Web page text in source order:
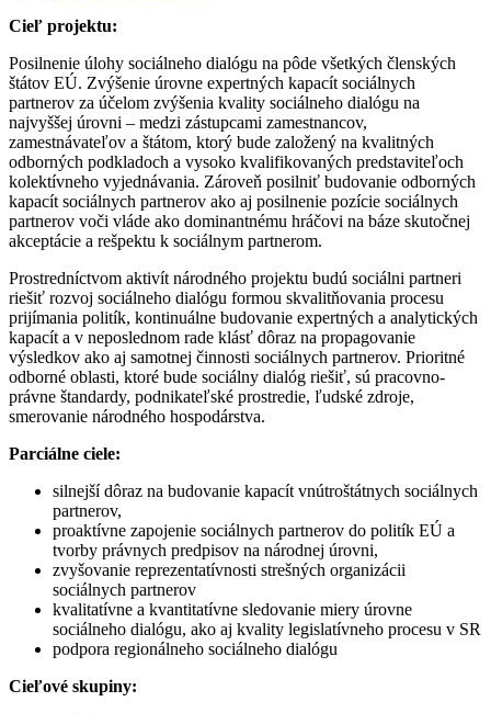
Cieľ projektu:
Posilnenie úlohy sociálneho dialógu na pôde všetkých členských
štátov EÚ. Zvýšenie úrovne expertných kapacít sociálnych
partnerov za účelom zvýšenia kvality sociálneho dialógu na
najvyššej úrovni – medzi zástupcami zamestnancov,
zamestnávateľov a štátom, ktorý bude založený na kvalitných
odborných podkladoch a vysoko kvalifikovaných predstaviteľoch
kolektívneho vyjednávania. Zároveň posilniť budovanie odborných
kapacít sociálnych partnerov ako aj posilnenie pozície sociálnych
partnerov voči vláde ako dominantnému hráčovi na báze skutočnej
akceptácie a rešpektu k sociálnym partnerom.
Prostredníctvom aktivít národného projektu budú sociálni partneri
riešiť rozvoj sociálneho dialógu formou skvalitňovania procesu
prijímania politík, kontinuálne budovanie expertných a analytických
kapacít a v neposlednom rade klásť dôraz na propagovanie
výsledkov ako aj samotnej činnosti sociálnych partnerov. Prioritné
odborné oblasti, ktoré bude sociálny dialóg riešiť, sú pracovno-
právne štandardy, podnikateľské prostredie, ľudské zdroje,
smerovanie národného hospodárstva.
Parciálne ciele:
silnejší dôraz na budovanie kapacít vnútroštátnych sociálnych
partnerov,
proaktívne zapojenie sociálnych partnerov do politík EÚ a
tvorby právnych predpisov na národnej úrovni,
zvyšovanie reprezentatívnosti strešných organizácii
sociálnych partnerov
kvalitatívne a kvantitatívne sledovanie miery úrovne
sociálneho dialógu, ako aj kvality legislatívneho procesu v SR
podpora regionálneho sociálneho dialógu
Cieľové skupiny: